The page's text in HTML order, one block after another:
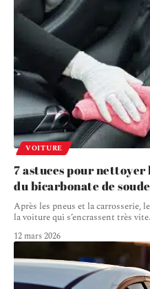
VOITURE
7 astuces pour nettoyer
du bicarbonate de soude
Après les pneus et la carrosserie,
la voiture qui s’encrassent très
12 mars 2026